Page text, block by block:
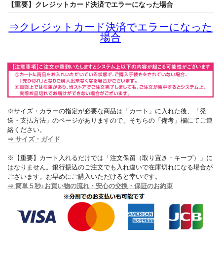
【重要】クレジットカード決済でエラーになった場合
⇒クレジットカード決済でエラーになった
場合
※サイズ・カラーの指定が必要な商品は「カート」に入れた後、「発
送・支払方法」のページがありますので、そちらの「備考」欄にてご連
絡ください。
⇒ サイズ・ガイド
※【重要】カート入れるだけでは「注文保留（取り置き・キープ）」に
はなりません。銀行振込のご注文でも入れ違いで在庫切れになる場合が
ございます。お早めにご購入いただけると幸いです。
⇒ 簡単５秒♪お買い物の流れ・安心の交換・保証のお約束